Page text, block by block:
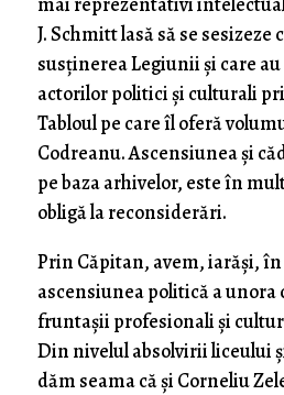
J. Schmitt lasă să se
susținerea Legiunii și care
actorilor politici și culturali
Tabloul pe care îl oferă
Codreanu. Ascensiunea și
pe baza arhivelor, este în
obligă la reconsiderări.
Prin Căpitan, avem, iarăși,
ascensiunea politică a unora
fruntașii profesionali și
Din nivelul absolvirii liceului
dăm seama că și Corneliu